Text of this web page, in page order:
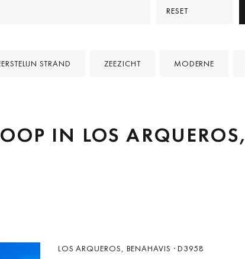
RESET
STRAND ZEEZICHT MODERNE
IN LOS ARQUEROS,
LOS ARQUEROS, BENAHAVIS · D3958